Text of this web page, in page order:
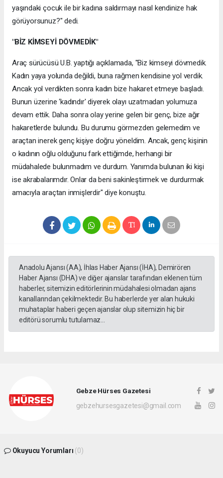
yaşındaki çocuk ile bir kadına saldırmayı nasıl kendinize hak
görüyorsunuz?" dedi.
"BİZ KİMSEYİ DÖVMEDİK"
Araç sürücüsü U.B. yaptığı açıklamada, "Biz kimseyi dövmedik.
Kadın yaya yolunda değildi, buna rağmen kendisine yol verdik.
Ancak yol verdikten sonra kadın bize hakaret etmeye başladı.
Bunun üzerine ‘kadındır' diyerek olayı uzatmadan yolumuza
devam ettik. Daha sonra olay yerine gelen bir genç, bize ağır
hakaretlerde bulundu. Bu durumu görmezden gelemedim ve
araçtan inerek genç kişiye doğru yöneldim. Ancak, genç kişinin
o kadının oğlu olduğunu fark ettiğimde, herhangi bir
müdahalede bulunmadım ve durdum. Yanımda bulunan iki kişi
ise akrabalarımdır. Onlar da beni sakinleştirmek ve durdurmak
amacıyla araçtan inmişlerdir" diye konuştu.
Anadolu Ajansı (AA), İhlas Haber Ajansı (İHA), Demirören
Haber Ajansı (DHA) ve diğer ajanslar tarafından eklenen tüm
haberler, sitemizin editörlerinin müdahalesi olmadan ajans
kanallarından çekilmektedir. Bu haberlerde yer alan hukuki
muhataplar haberi geçen ajanslar olup sitemizin hiç bir
editörü sorumlu tutulamaz...
Gebze Hürses Gazetesi
gebzehursesgazetesi@gmail.com
Okuyucu Yorumları (0)